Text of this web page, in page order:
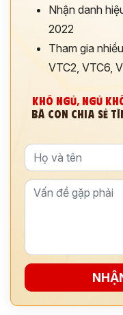
Nhận danh
2022
Tham gia
VTC2, VTC6,
KHÓ NGỦ, NGỦ
BÀ CON CHIA SẺ
CÙNG CHUYÊN GIA Y